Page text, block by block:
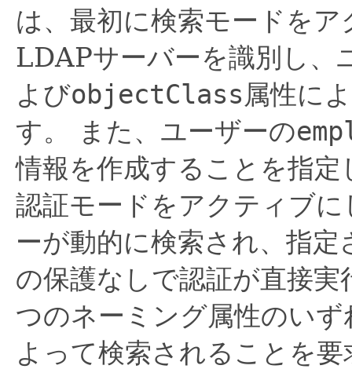
は、最初に検索モードを
LDAPサーバーを識別し、
よびobjectClass 属性に
す。
また、ユーザーの
情報を作成することを指定
認証モードをアクティブに
ーが動的に検索され、指
の保護なしで認証が直接
つのネーミング属性のい
よって検索されることを